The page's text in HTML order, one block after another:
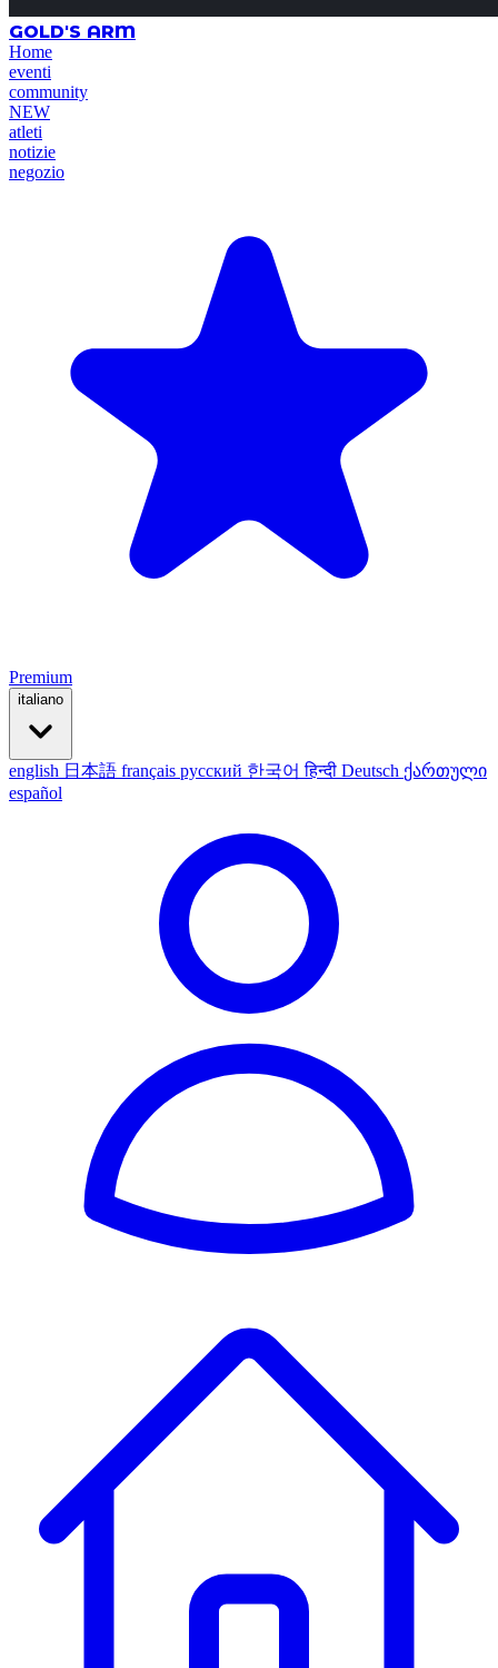
GOLD'S ARM
Home
eventi
community
NEW
atleti
notizie
negozio
Premium
italiano
english 日本語 français русский 한국어हिन्दी Deutsch ქართული
español